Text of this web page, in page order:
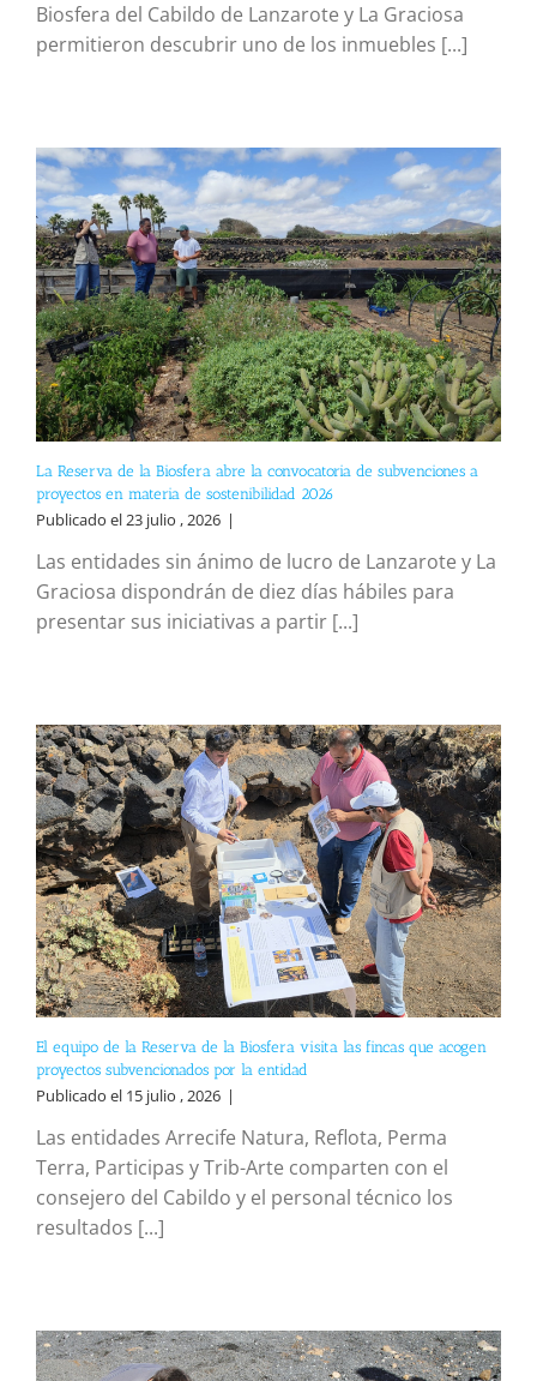
Biosfera del Cabildo de Lanzarote y La Graciosa
permitieron descubrir uno de los inmuebles [...]
La Reserva de la Biosfera abre la convocatoria de subvenciones a
proyectos en materia de sostenibilidad 2026
Publicado el 23 julio , 2026 |
Las entidades sin ánimo de lucro de Lanzarote y La
Graciosa dispondrán de diez días hábiles para
presentar sus iniciativas a partir [...]
El equipo de la Reserva de la Biosfera visita las fincas que acogen
proyectos subvencionados por la entidad
Publicado el 15 julio , 2026 |
Las entidades Arrecife Natura, Reflota, Perma
Terra, Participas y Trib-Arte comparten con el
consejero del Cabildo y el personal técnico los
resultados [...]